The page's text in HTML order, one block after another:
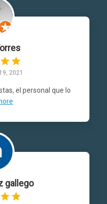
2021
el personal que lo
gallego